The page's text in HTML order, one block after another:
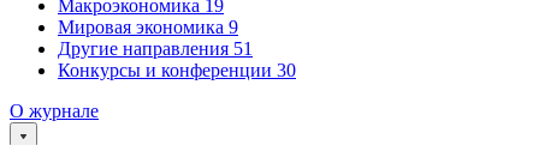
Макроэкономика 19
Мировая экономика 9
Другие направления 51
Конкурсы и конференции 30
О журнале